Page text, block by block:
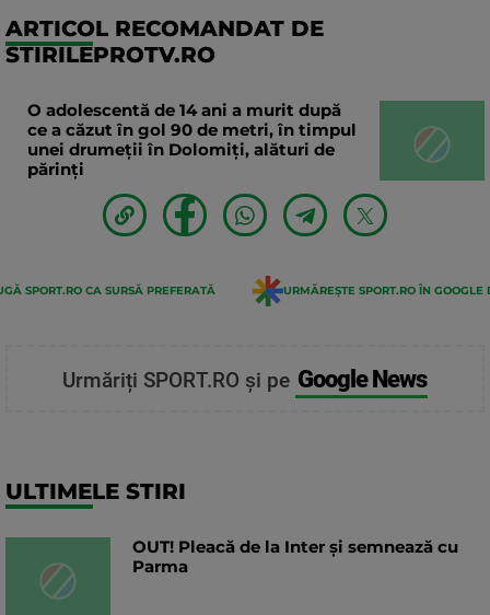
ARTICOL RECOMANDAT DE
STIRILEPROTV.RO
O adolescentă de 14 ani a murit după
ce a căzut în gol 90 de metri, în timpul
unei drumeții în Dolomiți, alături de
părinți
SPORT.RO CA SURSĂ PREFERATĂ URMĂREȘTE SPORT.RO ÎN GOOGLE
Urmăriți SPORT.RO și pe Google News
ULTIMELE STIRI
OUT! Pleacă de la Inter și semnează cu
Parma